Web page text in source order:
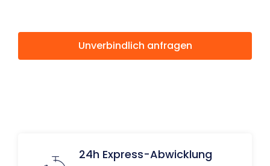
Unverbindlich anfragen
24h Express-Abwicklung